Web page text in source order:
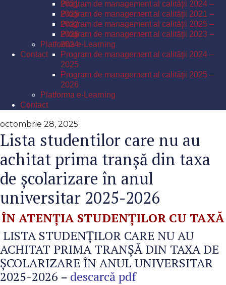
Program de management al calităţii 2024 –
2025
Program de management al calităţii 2025 –
2026
Platforma e-Learning
Contact
2021
Program de management al calităţii 2021 –
2022
Program de management al calităţii 2023 –
2024
Program de management al calităţii 2024 –
2025
Program de management al calităţii 2025 –
2026
Platforma e-Learning
Contact
octombrie 28, 2025
Lista studentilor care nu au
achitat prima tranșă din taxa
de școlarizare în anul
universitar 2025-2026
ÎN ATENȚIA STUDENȚILOR CU TAXĂ
LISTA STUDENȚILOR CARE NU AU
ACHITAT PRIMA TRANȘĂ DIN TAXA DE
ȘCOLARIZARE ÎN ANUL UNIVERSITAR
2025-2026 – descarcă pdf